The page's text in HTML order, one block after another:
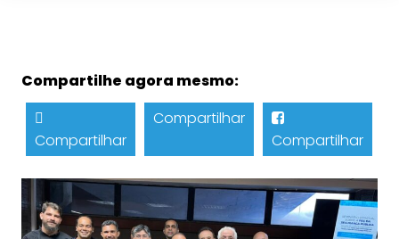
Compartilhe agora mesmo:
Compartilhar
Compartilhar
Compartilhar